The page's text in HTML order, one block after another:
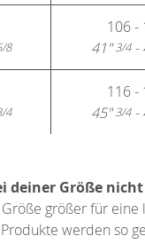
8
106 -
41"3/4-
4
116 -
45"3/4-
deiner Größe
größer für
werden so